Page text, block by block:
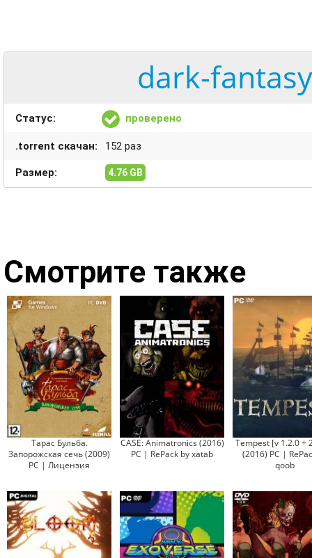
dark-
Статус: проверено
.torrent скачан: 152 раз
Размер: 4.76 GB
Смотрите также
Тарас Бульба.
Запорожская сечь (2009)
PC | Лицензия
CASE: Animatronics (2016)
PC | RePack by xatab
Tempest [v 1.2.0 +
(2016) PC |
qoob